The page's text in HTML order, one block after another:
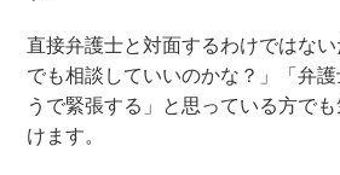
直接弁護士と対面するわけではな
でも相談していいのかな？」「弁
うで緊張する」と思っている方で
けます。